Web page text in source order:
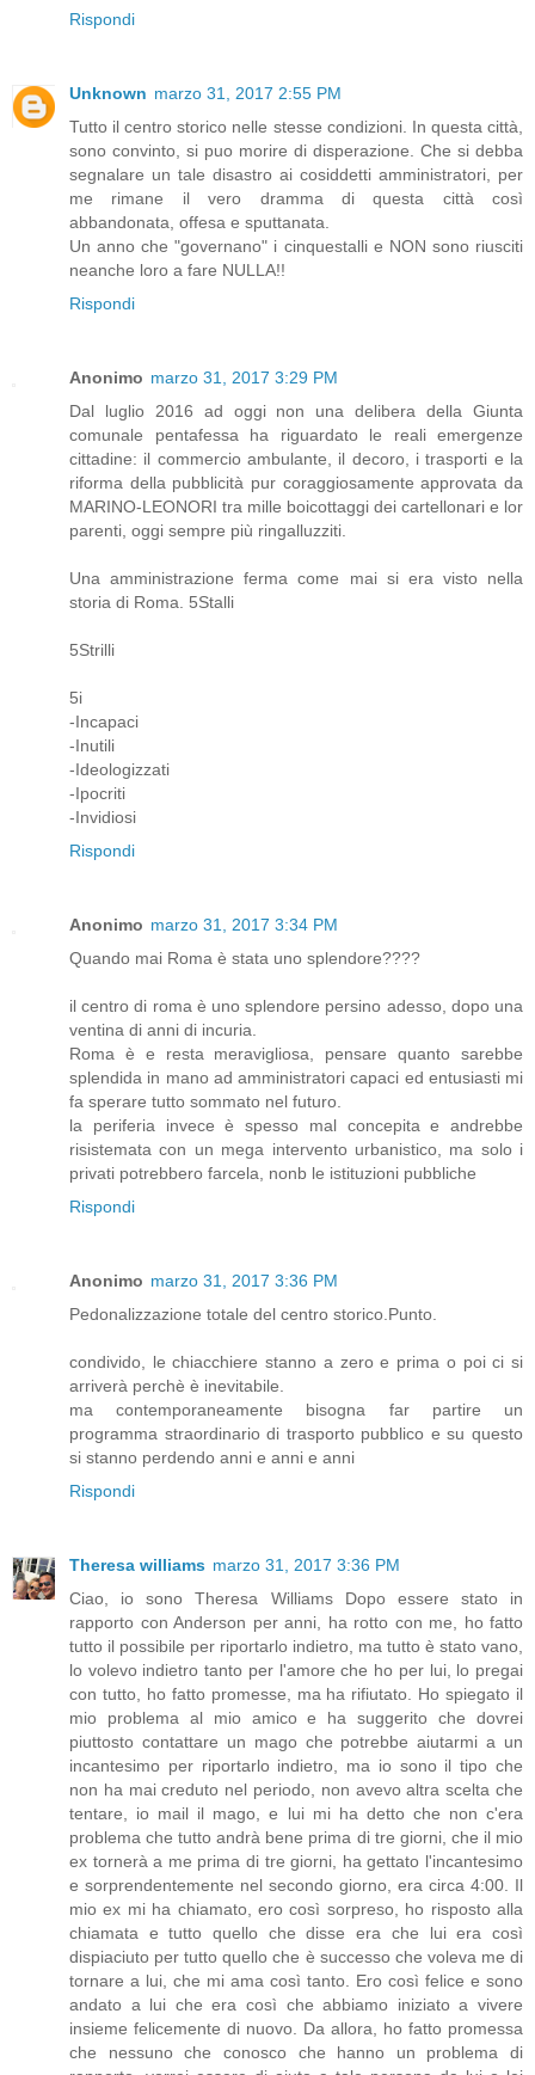
Rispondi
Unknown marzo 31, 2017 2:55 PM
Tutto il centro storico nelle stesse condizioni. In questa città,
sono convinto, si puo morire di disperazione. Che si debba
segnalare un tale disastro ai cosiddetti amministratori, per
me rimane il vero dramma di questa città così
abbandonata, offesa e sputtanata.
Un anno che "governano" i cinquestalli e NON sono riusciti
neanche loro a fare NULLA!!
Rispondi
Anonimo marzo 31, 2017 3:29 PM
Dal luglio 2016 ad oggi non una delibera della Giunta
comunale pentafessa ha riguardato le reali emergenze
cittadine: il commercio ambulante, il decoro, i trasporti e la
riforma della pubblicità pur coraggiosamente approvata da
MARINO-LEONORI tra mille boicottaggi dei cartellonari e lor
parenti, oggi sempre più ringalluzziti.
Una amministrazione ferma come mai si era visto nella
storia di Roma. 5Stalli
5Strilli
5i
-Incapaci
-Inutili
-Ideologizzati
-Ipocriti
-Invidiosi
Rispondi
Anonimo marzo 31, 2017 3:34 PM
Quando mai Roma è stata uno splendore????
il centro di roma è uno splendore persino adesso, dopo una
ventina di anni di incuria.
Roma è e resta meravigliosa, pensare quanto sarebbe
splendida in mano ad amministratori capaci ed entusiasti mi
fa sperare tutto sommato nel futuro.
la periferia invece è spesso mal concepita e andrebbe
risistemata con un mega intervento urbanistico, ma solo i
privati potrebbero farcela, nonb le istituzioni pubbliche
Rispondi
Anonimo marzo 31, 2017 3:36 PM
Pedonalizzazione totale del centro storico.Punto.
condivido, le chiacchiere stanno a zero e prima o poi ci si
arriverà perchè è inevitabile.
ma contemporaneamente bisogna far partire un
programma straordinario di trasporto pubblico e su questo
si stanno perdendo anni e anni e anni
Rispondi
Theresa williams marzo 31, 2017 3:36 PM
Ciao, io sono Theresa Williams Dopo essere stato in
rapporto con Anderson per anni, ha rotto con me, ho fatto
tutto il possibile per riportarlo indietro, ma tutto è stato vano,
lo volevo indietro tanto per l'amore che ho per lui, lo pregai
con tutto, ho fatto promesse, ma ha rifiutato. Ho spiegato il
mio problema al mio amico e ha suggerito che dovrei
piuttosto contattare un mago che potrebbe aiutarmi a un
incantesimo per riportarlo indietro, ma io sono il tipo che
non ha mai creduto nel periodo, non avevo altra scelta che
tentare, io mail il mago, e lui mi ha detto che non c'era
problema che tutto andrà bene prima di tre giorni, che il mio
ex tornerà a me prima di tre giorni, ha gettato l'incantesimo
e sorprendentemente nel secondo giorno, era circa 4:00. Il
mio ex mi ha chiamato, ero così sorpreso, ho risposto alla
chiamata e tutto quello che disse era che lui era così
dispiaciuto per tutto quello che è successo che voleva me di
tornare a lui, che mi ama così tanto. Ero così felice e sono
andato a lui che era così che abbiamo iniziato a vivere
insieme felicemente di nuovo. Da allora, ho fatto promessa
che nessuno che conosco che hanno un problema di